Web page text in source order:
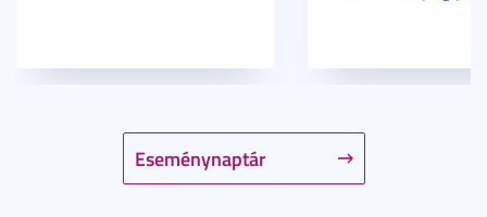
Eseménynaptár